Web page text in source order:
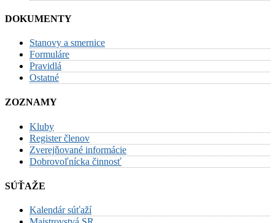
DOKUMENTY
Stanovy a smernice
Formuláre
Pravidlá
Ostatné
ZOZNAMY
Kluby
Register členov
Zverejňované informácie
Dobrovoľnícka činnosť
SÚŤAŽE
Kalendár súťaží